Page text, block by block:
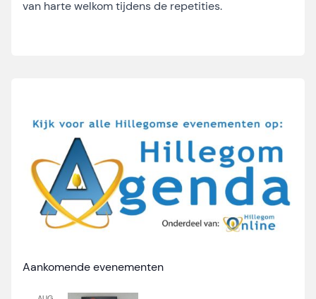
van harte welkom tijdens de repetities.
Aankomende evenementen